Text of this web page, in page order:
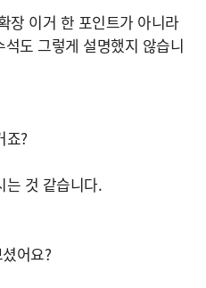
장 이거 한 포인트가 아니라
도 그렇게 설명했지 않습니
죠?
것 같습니다.
어요?